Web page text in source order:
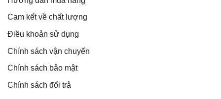
Cam kết về chất lượng
Điều khoản sử dụng
Chính sách vận chuyển
Chính sách bảo mật
Chính sách đổi trả